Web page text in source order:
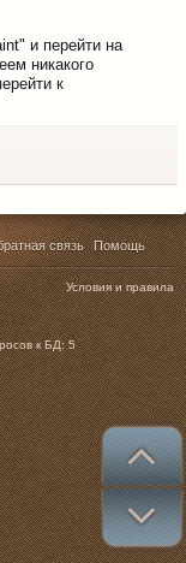
и перейти на
никакого
к
связь Помощь
Условия и правила
к БД: 5